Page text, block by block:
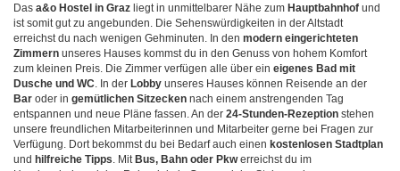
Das a&o Hostel in Graz liegt in unmittelbarer Nähe zum Hauptbahnhof und
ist somit gut zu angebunden. Die Sehenswürdigkeiten in der Altstadt
erreichst du nach wenigen Gehminuten. In den modern eingerichteten
Zimmern unseres Hauses kommst du in den Genuss von hohem Komfort
zum kleinen Preis. Die Zimmer verfügen alle über ein eigenes Bad mit
Dusche und WC. In der Lobby unseres Hauses können Reisende an der
Bar oder in gemütlichen Sitzecken nach einem anstrengenden Tag
entspannen und neue Pläne fassen. An der 24-Stunden-Rezeption stehen
unsere freundlichen Mitarbeiterinnen und Mitarbeiter gerne bei Fragen zur
Verfügung. Dort bekommst du bei Bedarf auch einen kostenlosen Stadtplan
und hilfreiche Tipps. MitBus, Bahn oder Pkwerreichst du im